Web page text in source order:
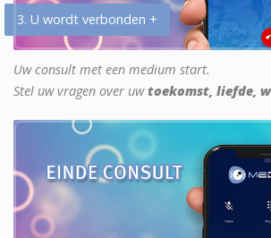
3. U wordt verbonden +
Uw consult met een medium start.
Stel uw vragen over uwtoekomst, liefde,